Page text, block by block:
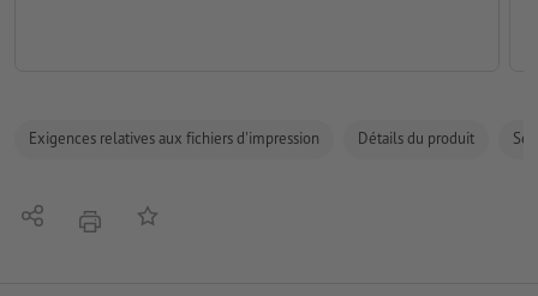
Exigences relatives aux fichiers d'impression Détails du produit
PartagerimprimerAjouter à liste d'article